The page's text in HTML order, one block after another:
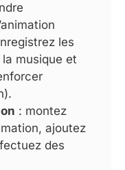
les
musique et
: montez
ajoutez
des